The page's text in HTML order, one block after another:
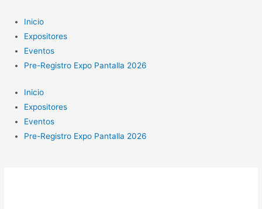
contenido
Inicio
Expositores
Eventos
Pre-Registro Expo Pantalla 2026
Inicio
Expositores
Eventos
Pre-Registro Expo Pantalla 2026